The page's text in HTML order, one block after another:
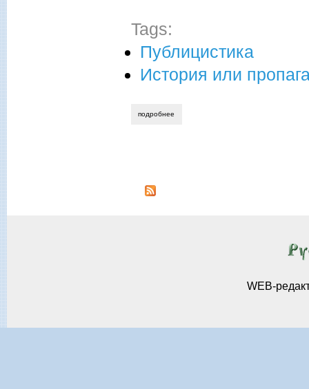
Tags:
Публицистика
История или
подробнее
WEB-